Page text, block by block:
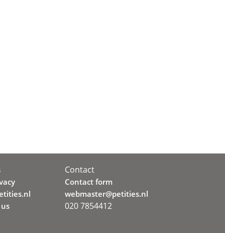
Contact
Contact form
webmaster@petities.nl
020 7854412